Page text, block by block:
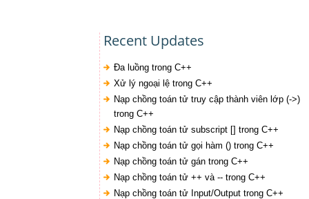
Recent Updates
Đa luồng trong C++
Xử lý ngoại lệ trong C++
Nạp chồng toán tử truy cập thành viên lớp (->)
trong C++
Nạp chồng toán tử subscript [] trong C++
Nạp chồng toán tử gọi hàm () trong C++
Nạp chồng toán tử gán trong C++
Nạp chồng toán tử ++ và -- trong C++
Nạp chồng toán tử Input/Output trong C++